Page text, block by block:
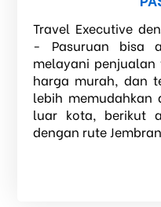
Travel Executive
- Pasuruan bisa
melayani
harga murah, dan
lebih memudahkan
luar kota, berikut
dengan rute